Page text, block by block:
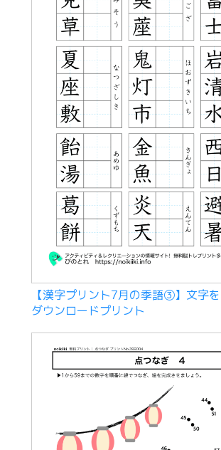
【漢字プリント7月の季語③】文字
ダウンロードプリント